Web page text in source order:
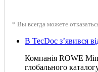
* Вы всегда можете
В TecDoc з’явився
Компанія ROWE
глобального